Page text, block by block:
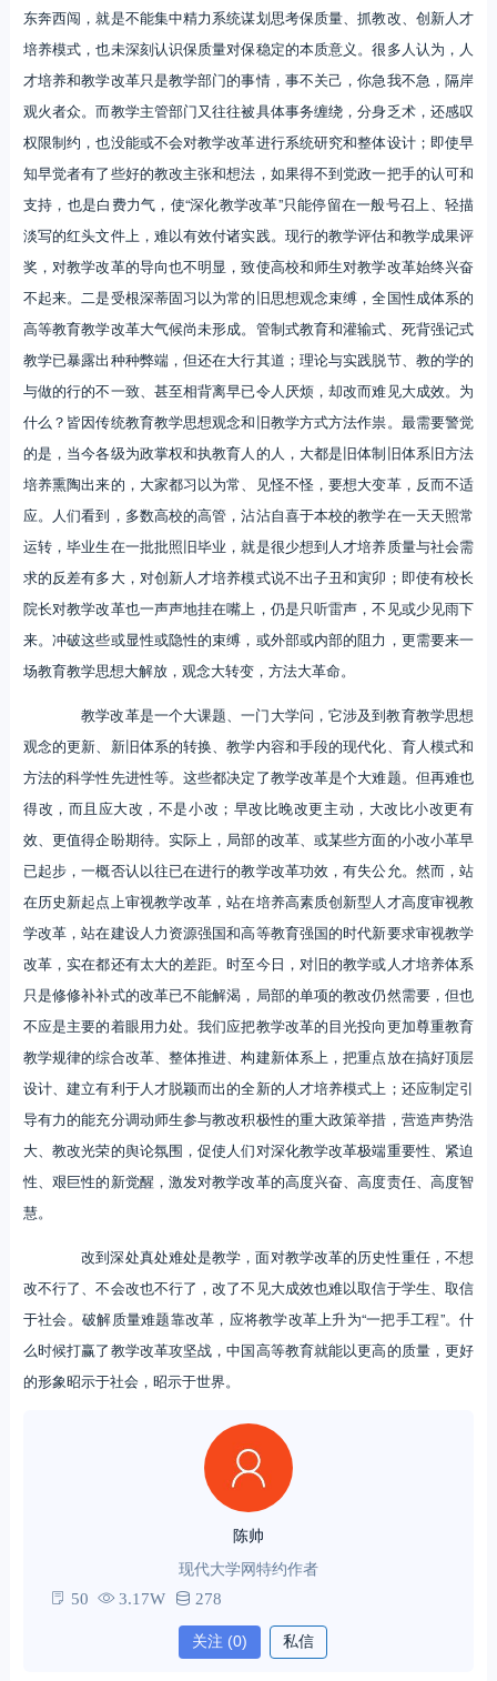
东奔西闯，就是不能集中精力系统谋划思考保质量、抓教改、创新人才
培养模式，也未深刻认识保质量对保稳定的本质意义。很多人认为，人
才培养和教学改革只是教学部门的事情，事不关己，你急我不急，隔岸
观火者众。而教学主管部门又往往被具体事务缠绕，分身乏术，还感叹
权限制约，也没能或不会对教学改革进行系统研究和整体设计；即使早
知早觉者有了些好的教改主张和想法，如果得不到党政一把手的认可和
支持，也是白费力气，使“深化教学改革”只能停留在一般号召上、轻描
淡写的红头文件上，难以有效付诸实践。现行的教学评估和教学成果评
奖，对教学改革的导向也不明显，致使高校和师生对教学改革始终兴奋
不起来。二是受根深蒂固习以为常的旧思想观念束缚，全国性成体系的
高等教育教学改革大气候尚未形成。管制式教育和灌输式、死背强记式
教学已暴露出种种弊端，但还在大行其道；理论与实践脱节、教的学的
与做的行的不一致、甚至相背离早已令人厌烦，却改而难见大成效。为
什么？皆因传统教育教学思想观念和旧教学方式方法作祟。最需要警觉
的是，当今各级为政掌权和执教育人的人，大都是旧体制旧体系旧方法
培养熏陶出来的，大家都习以为常、见怪不怪，要想大变革，反而不适
应。人们看到，多数高校的高管，沾沾自喜于本校的教学在一天天照常
运转，毕业生在一批批照旧毕业，就是很少想到人才培养质量与社会需
求的反差有多大，对创新人才培养模式说不出子丑和寅卯；即使有校长
院长对教学改革也一声声地挂在嘴上，仍是只听雷声，不见或少见雨下
来。冲破这些或显性或隐性的束缚，或外部或内部的阻力，更需要来一
场教育教学思想大解放，观念大转变，方法大革命。
教学改革是一个大课题、一门大学问，它涉及到教育教学思想
观念的更新、新旧体系的转换、教学内容和手段的现代化、育人模式和
方法的科学性先进性等。这些都决定了教学改革是个大难题。但再难也
得改，而且应大改，不是小改；早改比晚改更主动，大改比小改更有
效、更值得企盼期待。实际上，局部的改革、或某些方面的小改小革早
已起步，一概否认以往已在进行的教学改革功效，有失公允。然而，站
在历史新起点上审视教学改革，站在培养高素质创新型人才高度审视教
学改革，站在建设人力资源强国和高等教育强国的时代新要求审视教学
改革，实在都还有太大的差距。时至今日，对旧的教学或人才培养体系
只是修修补补式的改革已不能解渴，局部的单项的教改仍然需要，但也
不应是主要的着眼用力处。我们应把教学改革的目光投向更加尊重教育
教学规律的综合改革、整体推进、构建新体系上，把重点放在搞好顶层
设计、建立有利于人才脱颖而出的全新的人才培养模式上；还应制定引
导有力的能充分调动师生参与教改积极性的重大政策举措，营造声势浩
大、教改光荣的舆论氛围，促使人们对深化教学改革极端重要性、紧迫
性、艰巨性的新觉醒，激发对教学改革的高度兴奋、高度责任、高度智
慧。
改到深处真处难处是教学，面对教学改革的历史性重任，不想
改不行了、不会改也不行了，改了不见大成效也难以取信于学生、取信
于社会。破解质量难题靠改革，应将教学改革上升为“一把手工程”。什
么时候打赢了教学改革攻坚战，中国高等教育就能以更高的质量，更好
的形象昭示于社会，昭示于世界。
陈帅
现代大学网特约作者
50 3.17W 278
关注 (0) 私信